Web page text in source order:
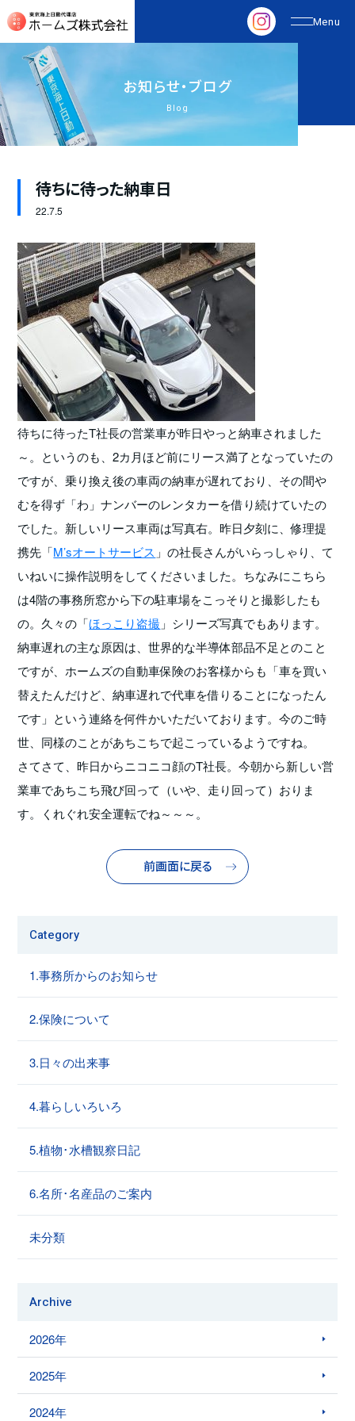
お知らせ・ブログ
Blog
待ちに待った納車日
22.7.5
待ちに待ったT社長の営業車が昨日やっと納車されました
～。というのも、2カ月ほど前にリース満了となっていたの
ですが、乗り換え後の車両の納車が遅れており、その間や
むを得ず「わ」ナンバーのレンタカーを借り続けていたの
でした。新しいリース車両は写真右。昨日夕刻に、修理提
携先「M’sオートサービス 」の社長さんがいらっしゃり、て
いねいに操作説明をしてくださいました。ちなみにこちら
は4階の事務所窓から下の駐車場をこっそりと撮影したも
の。久々の「ほっこり盗撮 」シリーズ写真でもあります。
納車遅れの主な原因は、世界的な半導体部品不足とのこと
ですが、ホームズの自動車保険のお客様からも「車を買い
替えたんだけど、納車遅れで代車を借りることになったん
です」という連絡を何件かいただいております。今のご時
世、同様のことがあちこちで起こっているようですね。
さてさて、昨日からニコニコ顔のT社長。今朝から新しい営
業車であちこち飛び回って（いや、走り回って）おりま
す。くれぐれ安全運転でね～～～。
前画面に戻る
Category
1.事務所からのお知らせ
2.保険について
3.日々の出来事
4.暮らしいろいろ
5.植物･水槽観察日記
6.名所･名産品のご案内
未分類
Archive
2026年
2025年
2024年